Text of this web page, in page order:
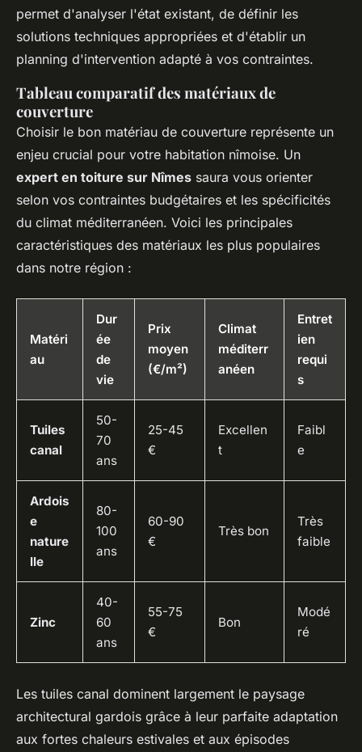
permet d'analyser l'état existant, de définir les
solutions techniques appropriées et d'établir un
planning d'intervention adapté à vos contraintes.
Tableau comparatif des matériaux de
couverture
Choisir le bon matériau de couverture représente un
enjeu crucial pour votre habitation nîmoise. Un
expert en toiture sur Nîmes saura vous orienter
selon vos contraintes budgétaires et les spécificités
du climat méditerranéen. Voici les principales
caractéristiques des matériaux les plus populaires
dans notre région :
Matéri
au
Dur
ée
de
vie
Prix
moyen
(€/m²)
Climat
méditerr
anéen
Entret
ien
requi
s
Tuiles
canal
50-
70
ans
25-45
€
Excellen
t
Faibl
e
Ardois
e
nature
lle
80-
100
ans
60-90
€
Très bon
Très
faible
Zinc
40-
60
ans
55-75
€
Bon
Modé
ré
Les tuiles canal dominent largement le paysage
architectural gardois grâce à leur parfaite adaptation
aux fortes chaleurs estivales et aux épisodes